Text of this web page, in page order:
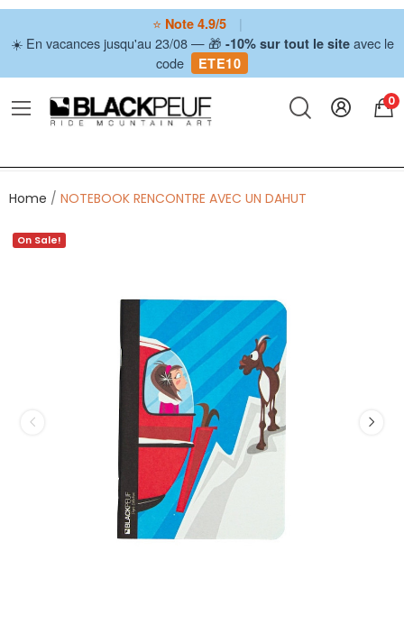
⭐ Note 4.9/5
|
☀️ En vacances jusqu'au 23/08 — 🎁 -10% sur tout le siteavec le
code
ETE10
0
Home NOTEBOOK RENCONTRE AVEC UN DAHUT
On Sale!